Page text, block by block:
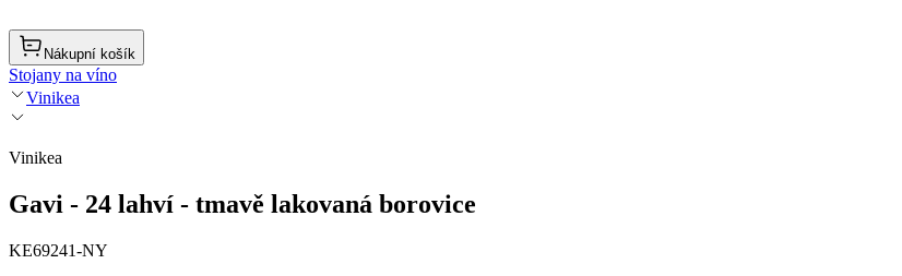
Nákupní košík
Stojany na víno
Vinikea
Vinikea
Gavi - 24 lahví - tmavě lakovaná borovice
KE69241-NY